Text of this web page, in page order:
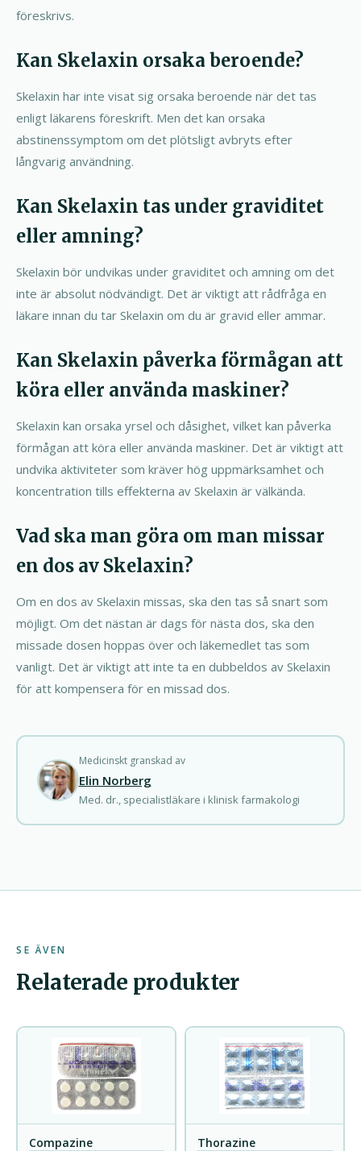
föreskrivs.
Kan Skelaxin orsaka beroende?
Skelaxin har inte visat sig orsaka beroende när det tas
enligt läkarens föreskrift. Men det kan orsaka
abstinenssymptom om det plötsligt avbryts efter
långvarig användning.
Kan Skelaxin tas under graviditet
eller amning?
Skelaxin bör undvikas under graviditet och amning om det
inte är absolut nödvändigt. Det är viktigt att rådfråga en
läkare innan du tar Skelaxin om du är gravid eller ammar.
Kan Skelaxin påverka förmågan att
köra eller använda maskiner?
Skelaxin kan orsaka yrsel och dåsighet, vilket kan påverka
förmågan att köra eller använda maskiner. Det är viktigt att
undvika aktiviteter som kräver hög uppmärksamhet och
koncentration tills effekterna av Skelaxin är välkända.
Vad ska man göra om man missar
en dos av Skelaxin?
Om en dos av Skelaxin missas, ska den tas så snart som
möjligt. Om det nästan är dags för nästa dos, ska den
missade dosen hoppas över och läkemedlet tas som
vanligt. Det är viktigt att inte ta en dubbeldos av Skelaxin
för att kompensera för en missad dos.
Medicinskt granskad av
Elin Norberg
Med. dr., specialistläkare i klinisk farmakologi
SE ÄVEN
Relaterade produkter
Compazine Thorazine